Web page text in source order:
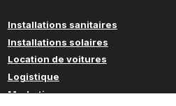
Installations sanitaires
Installations solaires
Location de voitures
Logistique
Marketing